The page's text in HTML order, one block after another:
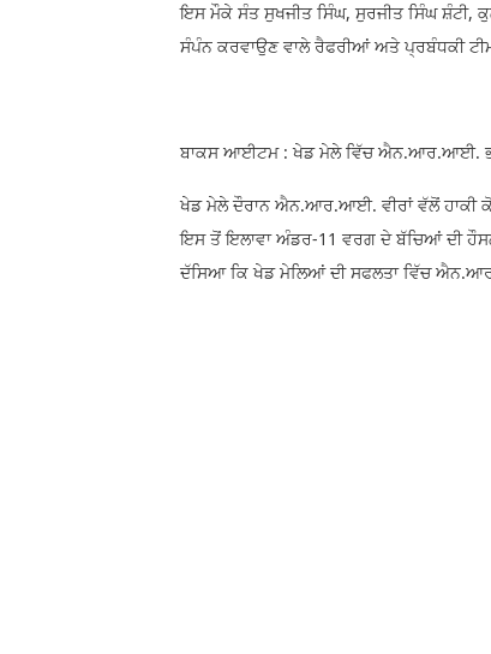
ਇਸ ਮੌਕੇ ਸੰਤ ਸੁਖਜੀਤ ਸਿੰਘ, ਸੁਰਜੀਤ ਸਿੰਘ ਸ਼ੰਟੀ,
ਸੰਪੰਨ ਕਰਵਾਉਣ ਵਾਲੇ ਰੈਫਰੀਆਂ ਅਤੇ ਪ੍ਰਬੰਧਕੀ
ਬਾਕਸ ਆਈਟਮ : ਖੇਡ ਮੇਲੇ ਵਿੱਚ ਐਨ.ਆਰ.ਆਈ.
ਖੇਡ ਮੇਲੇ ਦੌਰਾਨ ਐਨ.ਆਰ.ਆਈ. ਵੀਰਾਂ ਵੱਲੋਂ ਹਾਕੀ
ਇਸ ਤੋਂ ਇਲਾਵਾ ਅੰਡਰ-11 ਵਰਗ ਦੇ ਬੱਚਿਆਂ ਦੀ
ਦੱਸਿਆ ਕਿ ਖੇਡ ਮੇਲਿਆਂ ਦੀ ਸਫਲਤਾ ਵਿੱਚ